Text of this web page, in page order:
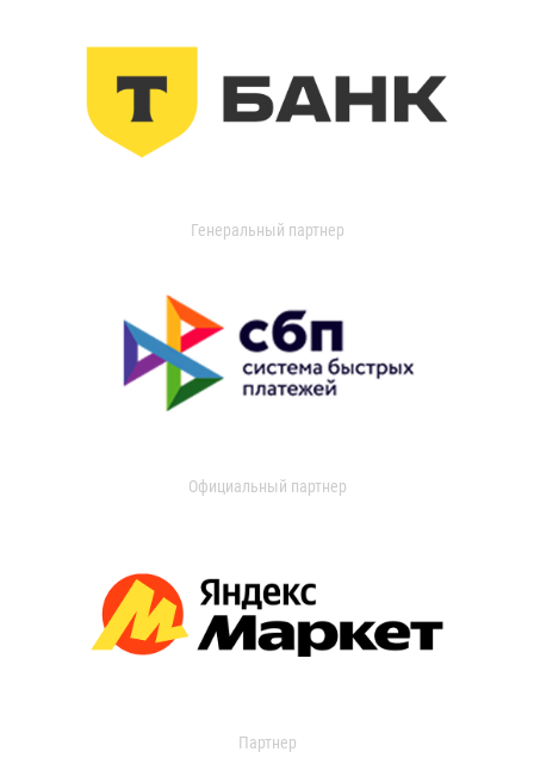
Генеральный партнер
Официальный партнер
Партнер